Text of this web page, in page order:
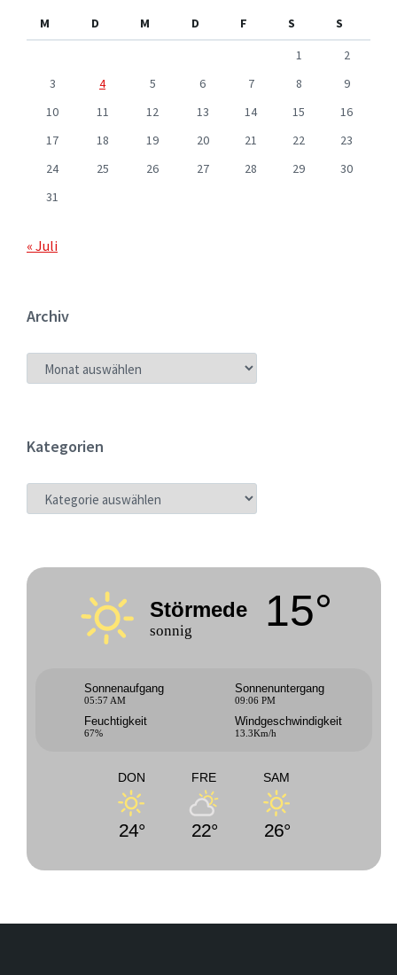
M
D M D F S
S
1
2
3
4 5 6 7 8
9
10
11 12 13 14 15
16
17
18 19 20 21 22
23
24
25 26 27 28 29
30
31
« Juli
Archiv
ARCHIV
Kategorien
KATEGORIEN
Störmede
sonnig 15°
Sonnenaufgang
05:57 AM
Sonnenuntergang
09:06 PM
Feuchtigkeit
67%
Windgeschwindigkeit
13.3Km/h
DON
24°
FRE
22°
SAM
26°